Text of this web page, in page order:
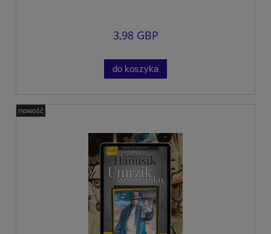
3,98 GBP
do koszyka
nowość